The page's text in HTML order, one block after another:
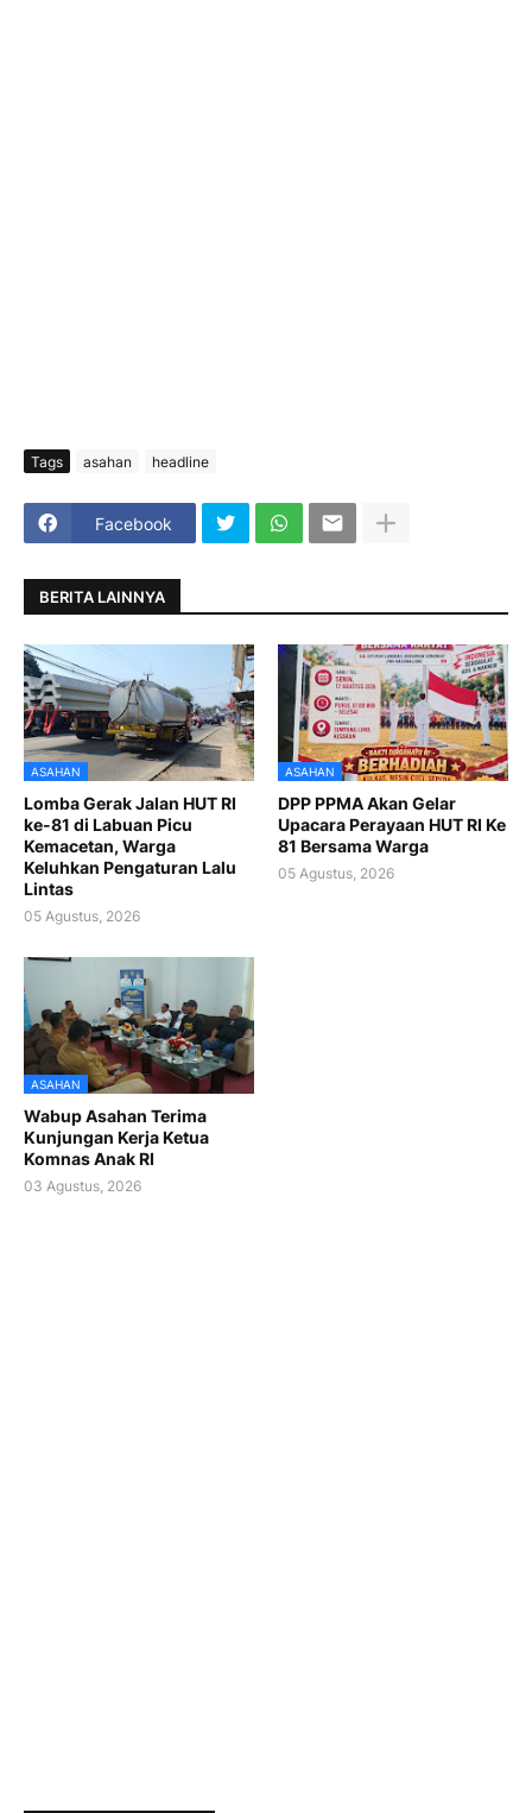
Tags asahan headline
Facebook
BERITA LAINNYA
ASAHAN
Lomba Gerak Jalan HUT RI
ke-81 di Labuan Picu
Kemacetan, Warga
Keluhkan Pengaturan Lalu
Lintas
05 Agustus, 2026
ASAHAN
DPP PPMA Akan Gelar
Upacara Perayaan HUT RI Ke
81 Bersama Warga
05 Agustus, 2026
ASAHAN
Wabup Asahan Terima
Kunjungan Kerja Ketua
Komnas Anak RI
03 Agustus, 2026